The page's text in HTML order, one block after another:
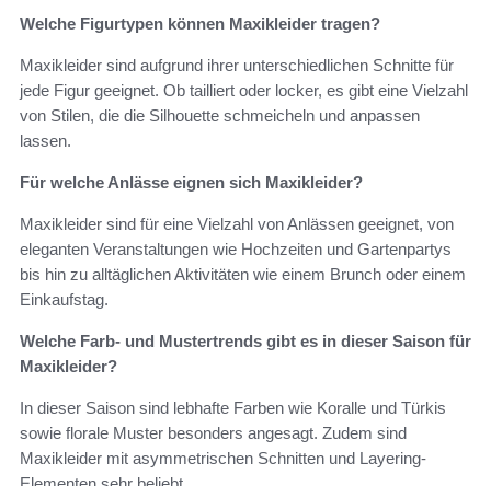
Welche Figurtypen können Maxikleider tragen?
Maxikleider sind aufgrund ihrer unterschiedlichen Schnitte für
jede Figur geeignet. Ob tailliert oder locker, es gibt eine Vielzahl
von Stilen, die die Silhouette schmeicheln und anpassen
lassen.
Für welche Anlässe eignen sich Maxikleider?
Maxikleider sind für eine Vielzahl von Anlässen geeignet, von
eleganten Veranstaltungen wie Hochzeiten und Gartenpartys
bis hin zu alltäglichen Aktivitäten wie einem Brunch oder einem
Einkaufstag.
Welche Farb- und Mustertrends gibt es in dieser Saison für
Maxikleider?
In dieser Saison sind lebhafte Farben wie Koralle und Türkis
sowie florale Muster besonders angesagt. Zudem sind
Maxikleider mit asymmetrischen Schnitten und Layering-